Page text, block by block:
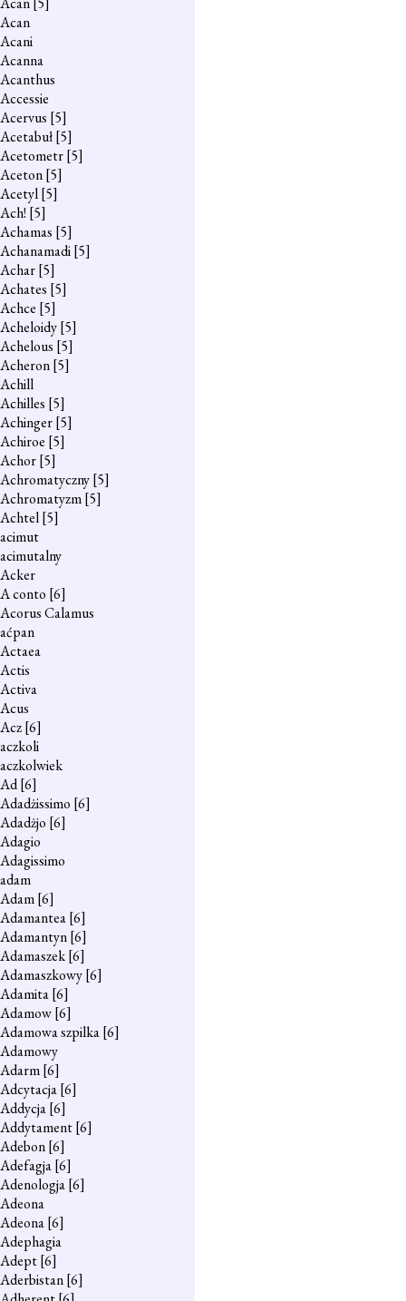
Acan
Acani
Acanna
Acanthus
Accessie
Acervus [5]
Acetabuł[5]
Acetometr[5]
Aceton[5]
Acetyl[5]
Ach! [5]
Achamas [5]
Achanamadi[5]
Achar[5]
Achates [5]
Achce [5]
Acheloidy[5]
Achelous [5]
Acheron[5]
Achill
Achilles [5]
Achinger[5]
Achiroe [5]
Achor[5]
Achromatyczny[5]
Achromatyzm[5]
Achtel[5]
acimut
acimutalny
Acker
A conto [6]
Acorus Calamus
aćpan
Actaea
Actis
Activa
Acus
Acz[6]
aczkoli
aczkolwiek
Ad[6]
Adadżissimo [6]
Adadżjo [6]
Adagio
Adagissimo
adam
Adam[6]
Adamantea[6]
Adamantyn[6]
Adamaszek[6]
Adamaszkowy[6]
Adamita[6]
Adamow[6]
Adamowa szpilka[6]
Adamowy
Adarm[6]
Adcytacja[6]
Addycja[6]
Addytament[6]
Adebon[6]
Adefagja[6]
Adenologja[6]
Adeona
Adeona[6]
Adephagia
Adept[6]
Aderbistan[6]